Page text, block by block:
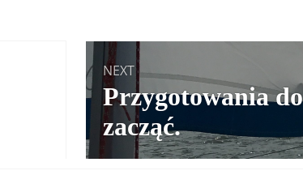
NEXT
Next
post:
Przygotowania
zacząć.